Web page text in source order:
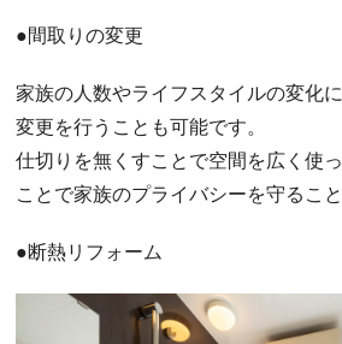
●間取りの変更
家族の人数やライフスタイルの変化
変更を行うことも可能です。
仕切りを無くすことで空間を広く使
ことで家族のプライバシーを守ること
●断熱リフォーム